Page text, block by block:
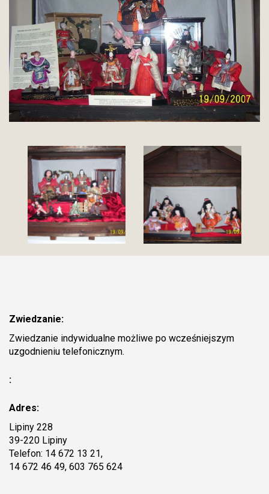
Zwiedzanie:
Zwiedzanie indywidualne możliwe po wcześniejszym
uzgodnieniu telefonicznym.
:
Adres:
Lipiny 228
39-220 Lipiny
Telefon: 14 672 13 21,
14 672 46 49, 603 765 624